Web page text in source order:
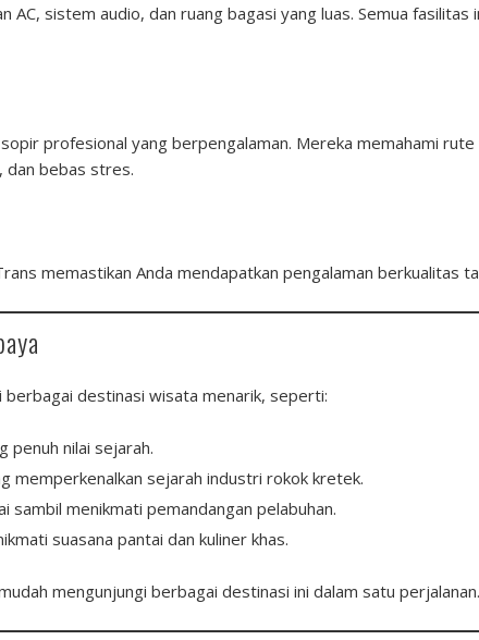
AC, sistem audio, dan ruang bagasi yang luas. Semua fasilitas
profesional yang berpengalaman. Mereka memahami
dan bebas stres.
memastikan Anda mendapatkan pengalaman berkualitas
berbagai destinasi wisata menarik, seperti:
penuh nilai sejarah.
memperkenalkan sejarah industri rokok kretek.
sambil menikmati pemandangan pelabuhan.
suasana pantai dan kuliner khas.
mengunjungi berbagai destinasi ini dalam satu perjalanan.